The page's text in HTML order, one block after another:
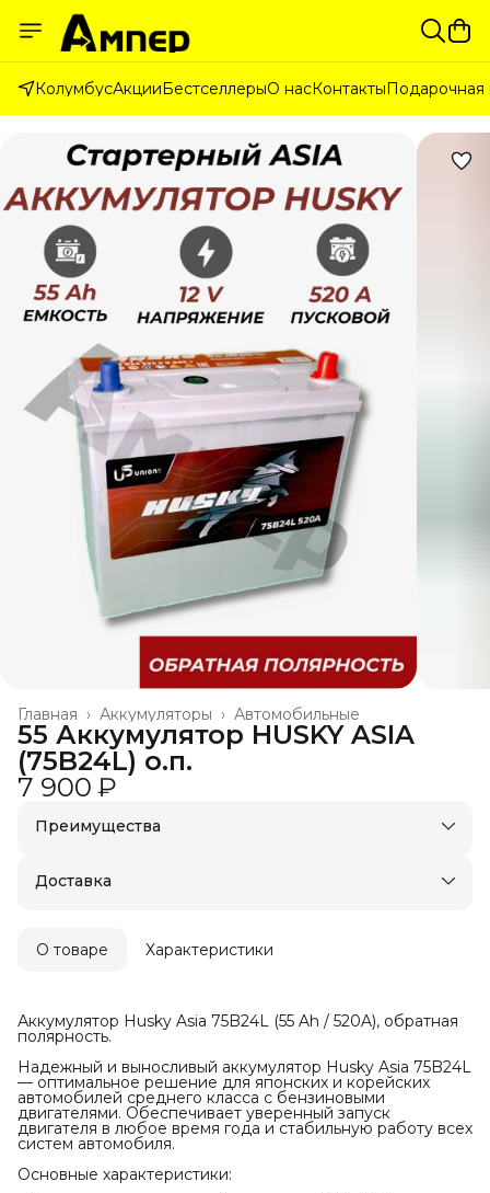
КолумбусАкцииБестселлерыО насКонтактыПодарочная
Автомобильные
Аккумуляторы ›
Главная ›
55 Аккумулятор HUSKY ASIA
(75B24L) о.п.
7 900 ₽
Преимущества
Доставка в пункты выдачи или до двери
Доставка
О товаре Характеристики
Аккумулятор Husky Asia 75B24L (55 Ah / 520A), обратная
полярность.
Надежный и выносливый аккумулятор Husky Asia 75B24L
— оптимальное решение для японских и корейских
автомобилей среднего класса с бензиновыми
двигателями. Обеспечивает уверенный запуск
двигателя в любое время года и стабильную работу всех
систем автомобиля.
Основные характеристики: